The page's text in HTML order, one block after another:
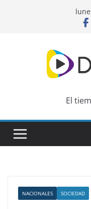
El
NACIONALES SOCIEDAD